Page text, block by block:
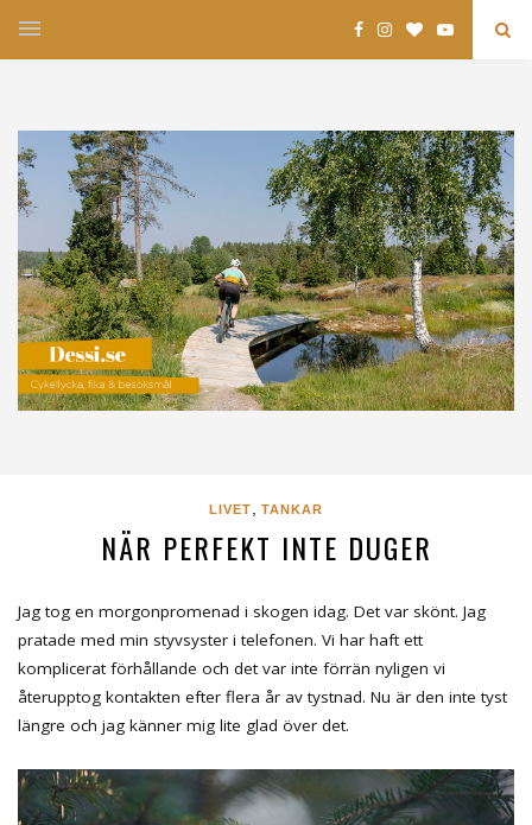
LIVET, TANKAR
NÄR PERFEKT INTE DUGER
Jag tog en morgonpromenad i skogen idag. Det var skönt. Jag
pratade med min styvsyster i telefonen. Vi har haft ett
komplicerat förhållande och det var inte förrän nyligen vi
återupptog kontakten efter flera år av tystnad. Nu är den inte tyst
längre och jag känner mig lite glad över det.